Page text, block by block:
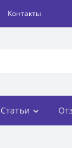
Контакты